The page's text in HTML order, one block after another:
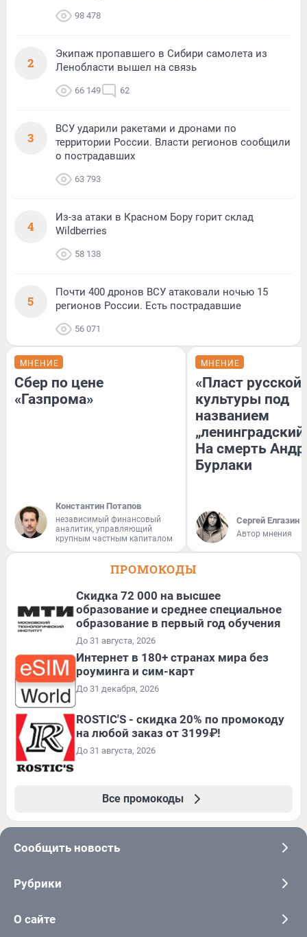
98 478
2
Экипаж пропавшего в Сибири самолета из
Ленобласти вышел на связь
66 149 62
3
ВСУ ударили ракетами и дронами по
территории России. Власти регионов сообщили
о пострадавших
63 793
4
Из-за атаки в Красном Бору горит склад
Wildberries
58 138
5
Почти 400 дронов ВСУ атаковали ночью 15
регионов России. Есть пострадавшие
56 071
МНЕНИЕ
Сбер по цене
«Газпрома»
Константин Потапов
независимый финансовый
аналитик, управляющий
крупным частным капиталом
МНЕНИЕ
«Пласт русской
культуры под
названием
На смерть
Бурлаки
Сергей Елгазин
Автор мнения
ПРОМОКОДЫ
Скидка 72 000 на высшее
образование и среднее специальное
образование в первый год обучения
До 31 августа, 2026
Интернет в 180+ странах мира без
роуминга и сим-карт
До 31 декабря, 2026
ROSTIC'S - скидка 20% по промокоду
на любой заказ от 3199₽!
До 31 августа, 2026
Все промокоды
Сообщить новость
Рубрики
О сайте